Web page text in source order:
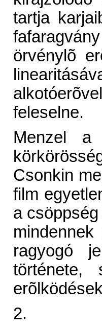
tartja
örvénylõ
feleselne.
Menzel a
Csonkin
film
a
ragyogó
2.